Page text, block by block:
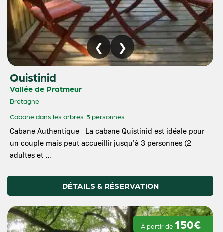
Quistinid
Vallée de Pratmeur
Bretagne
Cabane dans les arbres 3 personnes
Cabane Authentique La cabane Quistinid est idéale pour
un couple mais peut accueillir jusqu’à 3 personnes (2
adultes et …
DÉTAILS & RÉSERVATION
À partir de 150€